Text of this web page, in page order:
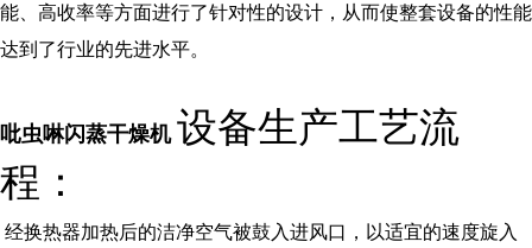
能、高收率等方面进行了针对性的设计，从而使整套设备的性能
达到了行业的先进水平。
吡虫啉闪蒸干燥机 设备生产工艺流
程：
经换热器加热后的洁净空气被鼓入进风口，以适宜的速度旋入